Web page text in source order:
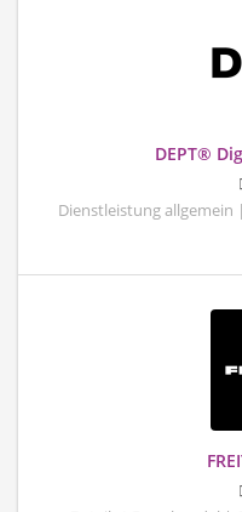
DEPT®
Dienstleistung